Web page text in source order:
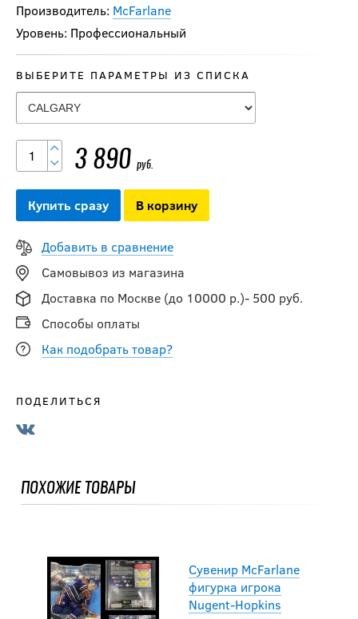
Производитель: McFarlane
Уровень: Профессиональный
ВЫБЕРИТЕ ПАРАМЕТРЫ ИЗ СПИСКА
3 890 руб.
Купить сразу В корзину
Добавить в сравнение
Самовывоз из магазина
Доставка по Москве (до 10000 р.)- 500 руб.
Способы оплаты
Как подобрать товар?
ПОДЕЛИТЬСЯ
ПОХОЖИЕ ТОВАРЫ
3 990
фигурка игрока
3 890
Сувенир McFarlane
фигурка игрока
Nugent-Hopkins